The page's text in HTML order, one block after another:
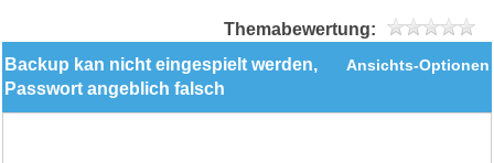
Themabewertung:
Ansichts-Optionen
Backup kan nicht eingespielt werden,
Passwort angeblich falsch